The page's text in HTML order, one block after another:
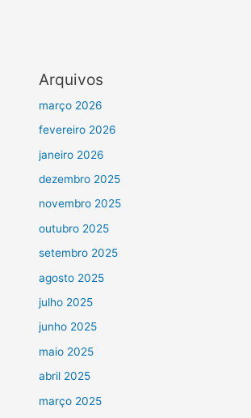
Arquivos
março 2026
fevereiro 2026
janeiro 2026
dezembro 2025
novembro 2025
outubro 2025
setembro 2025
agosto 2025
julho 2025
junho 2025
maio 2025
abril 2025
março 2025